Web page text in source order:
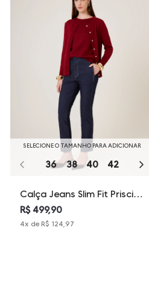
SELECIONE O TAMANHO PARA ADICIONAR
36 38 40 42 44
Calça Jeans Slim Fit Priscila
Dudalina Feminina
R$ 499,90
4x de R$ 124,97